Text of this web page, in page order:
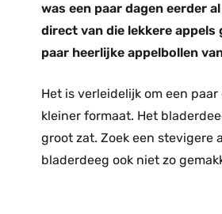
was een paar dagen eerder
direct van die lekkere appels
paar heerlijke appelbollen
Het is verleidelijk om een
kleiner formaat. Het
groot zat. Zoek een stevigere
bladerdeeg ook niet zo